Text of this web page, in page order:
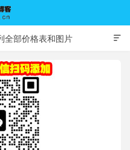
客

全部价格表和图片